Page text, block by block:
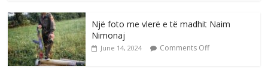
Një foto me vlerë e të madhit Naim
Nimonaj
June 14, 2024 Comments Off